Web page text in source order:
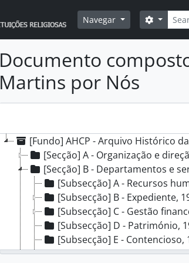
Navegar
Opções
Documento
Martins por Nós
[Fundo] AHCP - Arquivo Histórico
[Secção] A - Organização e
[Secção] B - Departamentos e
[Subsecção] A - Recursos
[Subsecção] B - Expediente,
[Subsecção] C - Gestão
[Subsecção] D - Património,
[Subsecção] E - Contencioso,
[Subsecção] F -